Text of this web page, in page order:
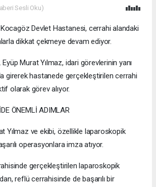
Sesli Oku)
Devlet Hastanesi, cerrahi alandaki
dikkat çekmeye devam ediyor.
Murat Yılmaz, idari görevlerinin yanı
girerek hastanede gerçekleştirilen cerrahi
olarak görev alıyor.
ÖNEMLİ ADIMLAR
Yılmaz ve ekibi, özellikle laparoskopik
operasyonlara imza atıyor.
gerçekleştirilen laparoskopik
reflü cerrahisinde de başarılı bir